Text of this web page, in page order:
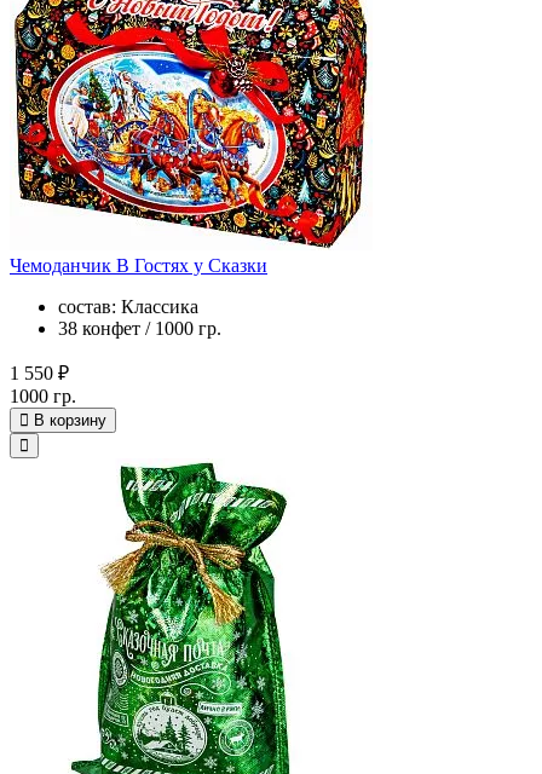
Чемоданчик В Гостях у Сказки
состав: Классика
38 конфет / 1000 гр.
1 550 ₽
1000 гр.
В корзину